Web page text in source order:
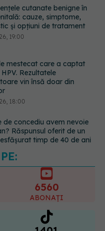
mestecat care a captat
Rezultatele
vin însă doar din
de concediu avem nevoie
Răspunsul oferit de un
timp de 40 de ani
17:00
din platformele medicale
prescrierea
21:00
1401